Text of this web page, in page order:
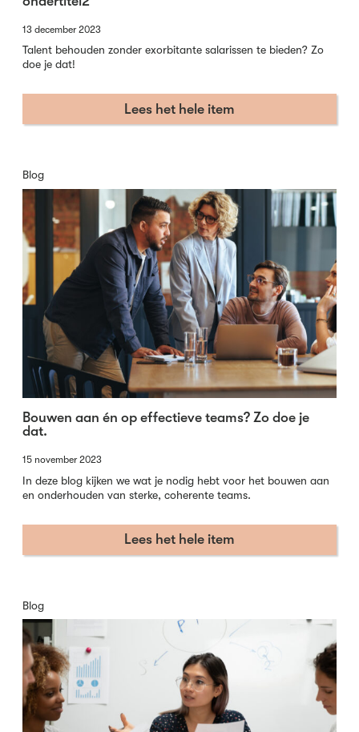
13 december 2023
Talent behouden zonder exorbitante salarissen te bieden? Zo
doe je dat!
Lees het hele item
Blog
Bouwen aan én op effectieve teams? Zo doe je
dat.
15 november 2023
In deze blog kijken we wat je nodig hebt voor het bouwen aan
en onderhouden van sterke, coherente teams.
Lees het hele item
Blog